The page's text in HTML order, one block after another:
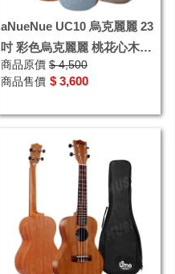
aNueNue UC10 烏克麗麗 23
吋 彩色烏克麗麗 桃花心木
UC-色彩系列 附贈原廠加厚
琴袋、配件
商品原價 $ 4,500
商品售價 $ 3,600